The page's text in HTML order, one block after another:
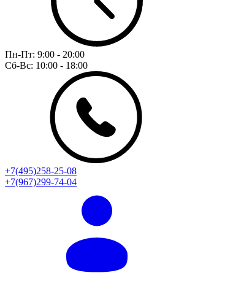
Пн-Пт: 9:00 - 20:00
Сб-Вс: 10:00 - 18:00
+7(495)258-25-08
+7(967)299-74-04